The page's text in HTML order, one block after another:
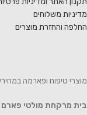
מדיניות משלוחים
החלפה והחזרת מוצרים
מוצרי טיפוח ופארמה
בית מרקחת מולטי פארם